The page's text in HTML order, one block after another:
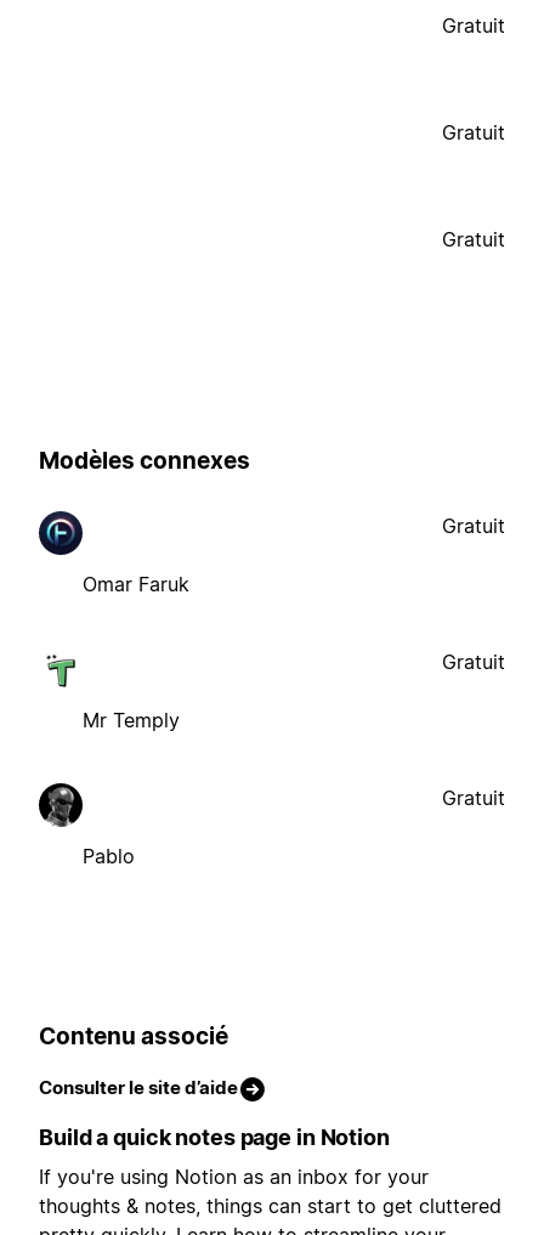
Gratuit
Gratuit
Gratuit
Modèles connexes
Omar Faruk
Gratuit
Mr Temply
Gratuit
Pablo
Gratuit
Contenu associé
Consulter le site d’aide
Build a quick notes page in Notion
If you're using Notion as an inbox for your
thoughts & notes, things can start to get cluttered